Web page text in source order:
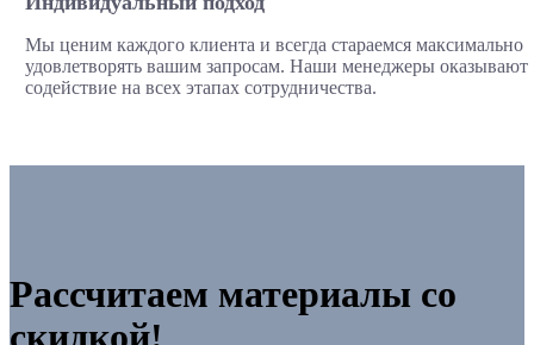
Мы ценим каждого клиента и всегда стараемся максимально
удовлетворять вашим запросам. Наши менеджеры оказывают
содействие на всех этапах сотрудничества.
Рассчитаем материалы со